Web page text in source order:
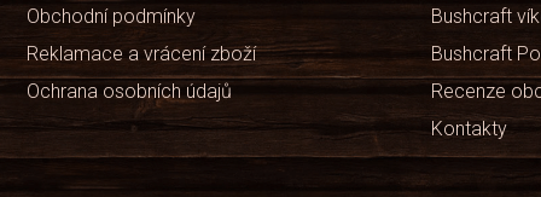
Obchodní podmínky
Reklamace a vrácení zboží
Ochrana osobních údajů
Bushcraft
Bushcraft
Recenze
Kontakty